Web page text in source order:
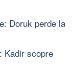
Doruk perde la
Kadir scopre